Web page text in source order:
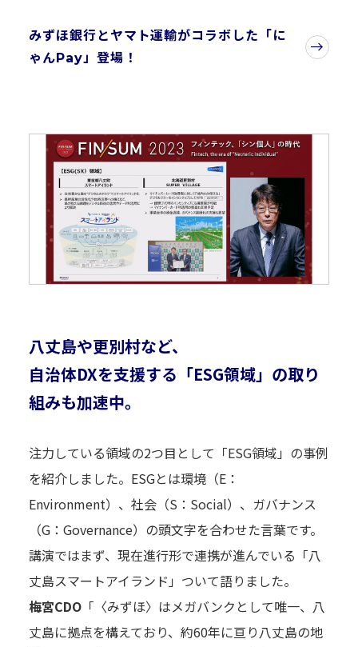
みずほ銀行とヤマト運輸がコラボした「に
ゃんPay」登場！
八丈島や更別村など、
自治体DXを支援する「ESG領域」の取り
組みも加速中。
注力している領域の2つ目として「ESG領域」の事例
を紹介しました。ESGとは環境（E：
Environment）、社会（S：Social）、ガバナンス
（G：Governance）の頭文字を合わせた言葉です。
講演ではまず、現在進行形で連携が進んでいる「八
丈島スマートアイランド」ついて語りました。
梅宮CDO「〈みずほ〉はメガバンクとして唯一、八
丈島に拠点を構えており、約60年に亘り八丈島の地